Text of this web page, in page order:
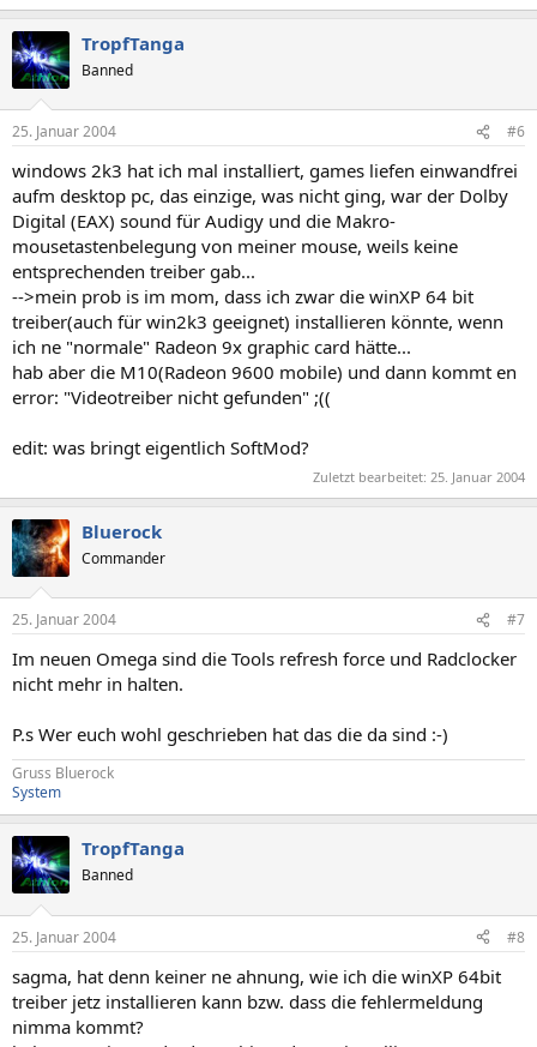
TropfTanga
Banned
25. Januar 2004 #6
windows 2k3 hat ich mal installiert, games liefen einwandfrei
aufm desktop pc, das einzige, was nicht ging, war der Dolby
Digital (EAX) sound für Audigy und die Makro-
mousetastenbelegung von meiner mouse, weils keine
entsprechenden treiber gab...
-->mein prob is im mom, dass ich zwar die winXP 64 bit
treiber(auch für win2k3 geeignet) installieren könnte, wenn
ich ne "normale" Radeon 9x graphic card hätte...
hab aber die M10(Radeon 9600 mobile) und dann kommt en
error: "Videotreiber nicht gefunden" ;((
edit: was bringt eigentlich SoftMod?
Zuletzt bearbeitet: 25. Januar 2004
Bluerock
Commander
25. Januar 2004 #7
Im neuen Omega sind die Tools refresh force und Radclocker
nicht mehr in halten.
P.s Wer euch wohl geschrieben hat das die da sind :-)
Gruss Bluerock
System
TropfTanga
Banned
25. Januar 2004 #8
sagma, hat denn keiner ne ahnung, wie ich die winXP 64bit
treiber jetz installieren kann bzw. dass die fehlermeldung
nimma kommt?